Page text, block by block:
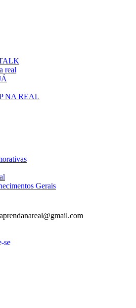
real
NA REAL
Gerais
aprendanareal@gmail.com
se